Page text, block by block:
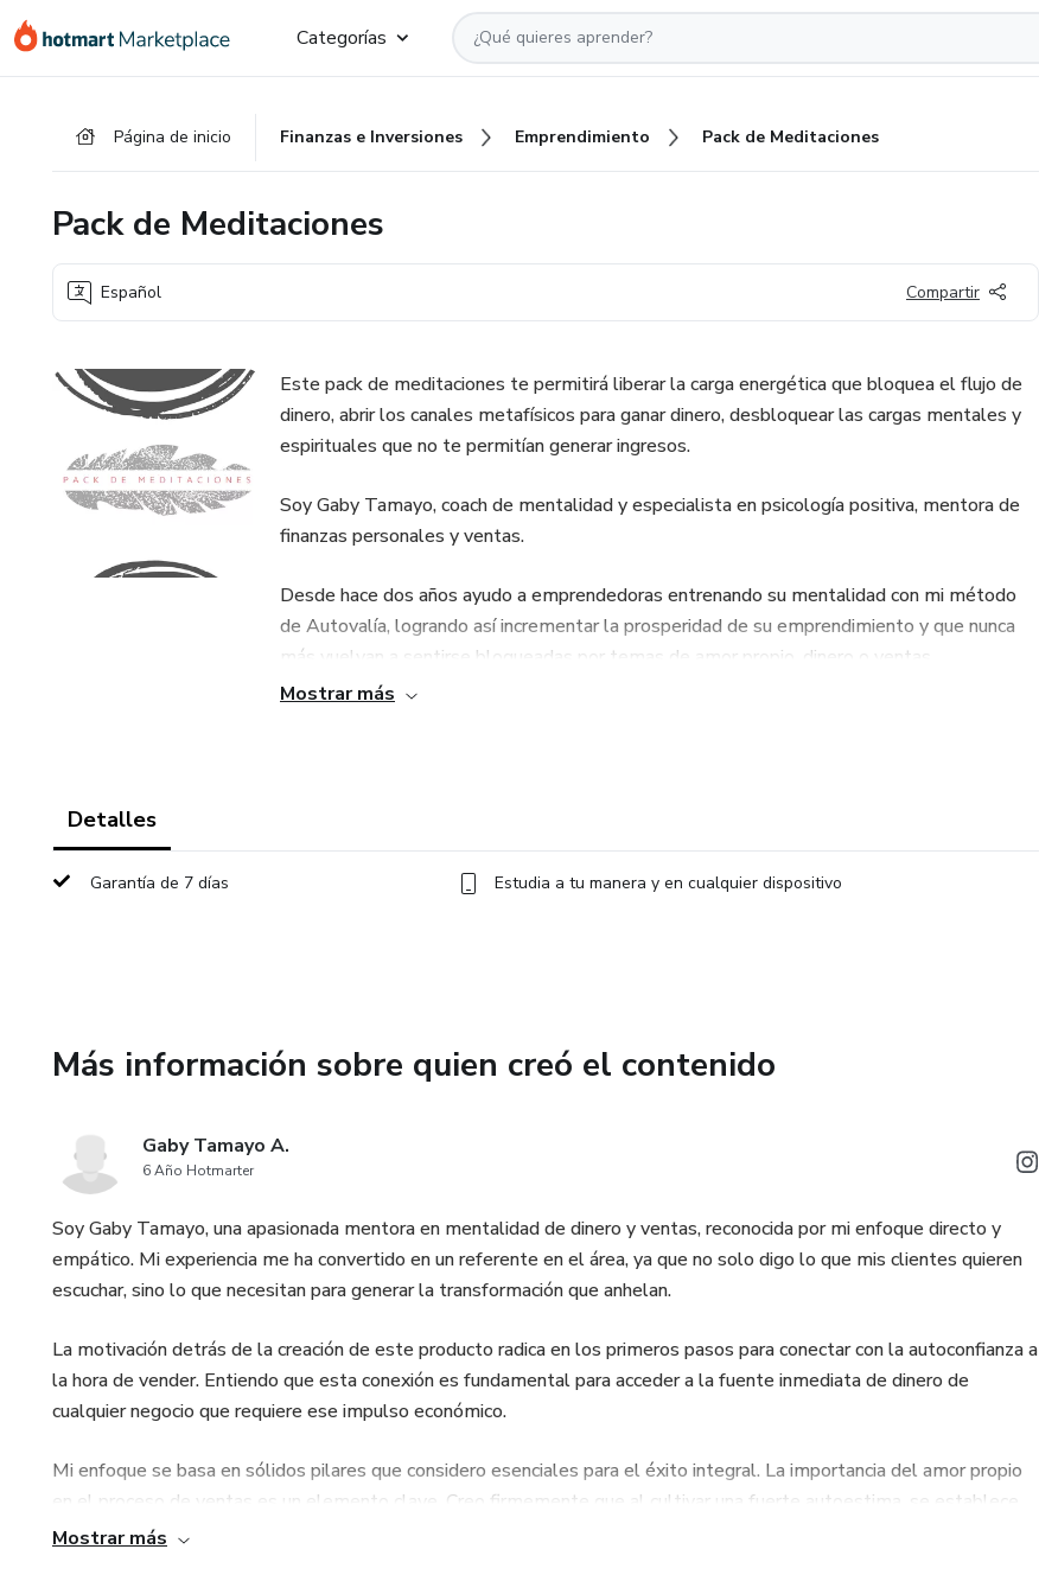
Categorías
Página de inicio Finanzas e Inversiones Emprendimiento Pack de Meditaciones
Pack de Meditaciones
Español Compartir
Este pack de meditaciones te permitirá liberar la carga energética que bloquea el flujo de
dinero, abrir los canales metafísicos para ganar dinero, desbloquear las cargas mentales y
espirituales que no te permitían generar ingresos.
Soy Gaby Tamayo, coach de mentalidad y especialista en psicología positiva, mentora de
finanzas personales y ventas.
Desde hace dos años ayudo a emprendedoras entrenando su mentalidad con mi método
de Autovalía, logrando así incrementar la prosperidad de su emprendimiento y que nunca
más vuelvan a sentirse bloqueadas por temas de amor propio, dinero o ventas.
Mostrar más
Detalles
Garantía de 7 días Estudia a tu manera y en cualquier dispositivo
Más información sobre quien creó el contenido
Gaby Tamayo A.
6 Año Hotmarter
Soy Gaby Tamayo, una apasionada mentora en mentalidad de dinero y ventas, reconocida por mi enfoque directo y
empático. Mi experiencia me ha convertido en un referente en el área, ya que no solo digo lo que mis clientes quieren
escuchar, sino lo que necesitan para generar la transformación que anhelan.
La motivación detrás de la creación de este producto radica en los primeros pasos para conectar con la autoconfianza a
la hora de vender. Entiendo que esta conexión es fundamental para acceder a la fuente inmediata de dinero de
cualquier negocio que requiere ese impulso económico.
Mi enfoque se basa en sólidos pilares que considero esenciales para el éxito integral. La importancia del amor propio
en el proceso de ventas es un elemento clave. Creo firmemente que al cultivar una fuerte autoestima, se establece
una base sólida para enfrentar los desafíos y alcanzar metas ambiciosas en el mundo de los negocios.
Mostrar más